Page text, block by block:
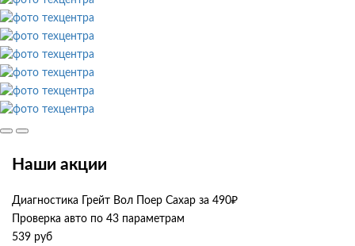
Наши акции
Диагностика Грейт Вол Поер Сахар за 490₽
Проверка авто по 43 параметрам
539 руб